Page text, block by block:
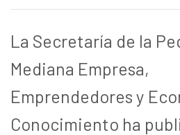
La Secretaría de la
Mediana Empresa,
Emprendedores y
Conocimiento ha